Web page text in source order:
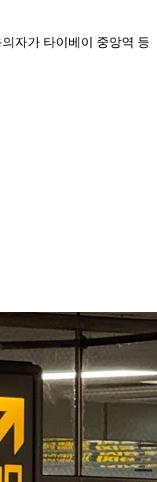
자가 타이베이 중앙역 등